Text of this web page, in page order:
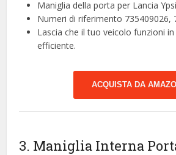
Maniglia della porta per Lancia
Numeri di riferimento 735409026,
Lascia che il tuo veicolo funzioni
efficiente.
ACQUISTA DA
3. Maniglia Interna